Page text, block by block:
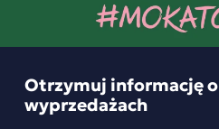
Otrzymuj informację
wyprzedażach